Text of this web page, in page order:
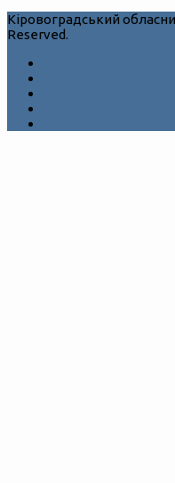
Кіровоградський
Reserved.